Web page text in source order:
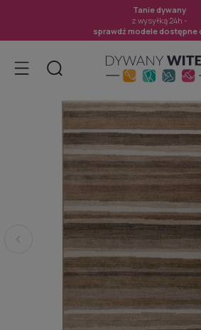
Tanie dywany
z wysyłką 24h -
sprawdź modele dostępne